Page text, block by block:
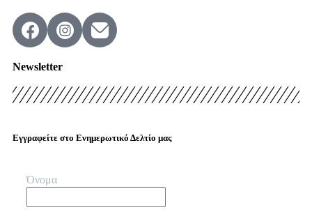
Newsletter
Εγγραφείτε στο Ενημερωτικό Δελτίο μας
Όνομα